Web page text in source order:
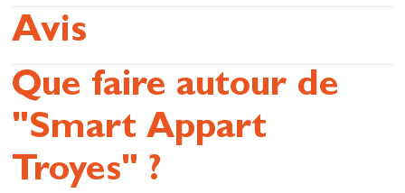
Avis
Que faire autour de
"Smart Appart
Troyes" ?